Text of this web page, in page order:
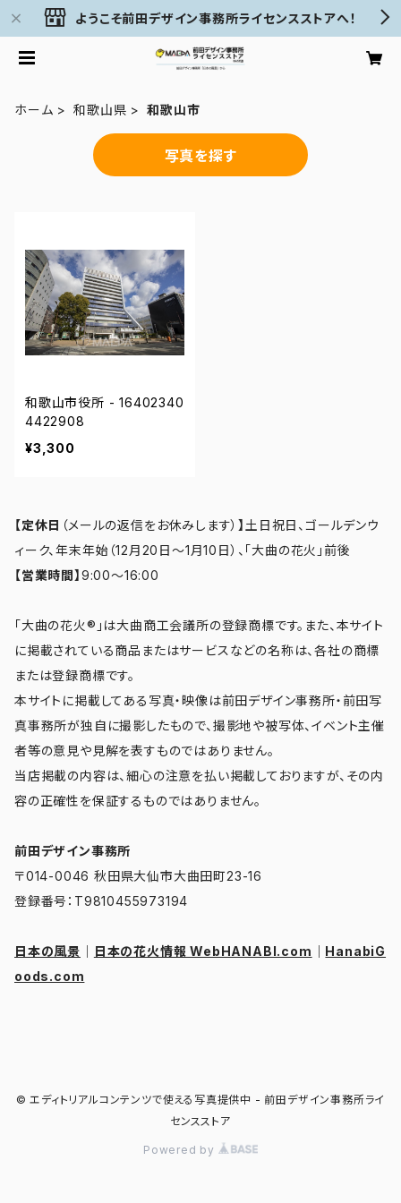
ようこそ前田デザイン事務所ライセンスストアへ！
ホーム 和歌山県 和歌山市
写真を探す
和歌山市役所 - 16402340
4422908
¥3,300
【定休日 （メールの返信をお休みします）】 土日祝日、ゴールデンウ
ィーク、年末年始（12月20日～1月10日）、「大曲の花火」前後
【営業時間】 9:00～16:00
「大曲の花火®」は大曲商工会議所の登録商標です。また、本サイト
に掲載されている商品またはサービスなどの名称は、各社の商標
または登録商標です。
本サイトに掲載してある写真・映像は前田デザイン事務所・前田写
真事務所が独自に撮影したもので、撮影地や被写体、イベント主催
者等の意見や見解を表すものではありません。
当店掲載の内容は、細心の注意を払い掲載しておりますが、その内
容の正確性を保証するものではありません。
前田デザイン事務所
〒014-0046 秋田県大仙市大曲田町23-16
登録番号：T9810455973194
日本の風景 日本の花火情報 WebHANABI.com
HanabiG
oods.com
© エディトリアルコンテンツで使える写真提供中 - 前田デザイン事務所ライ
センスストア
Powered by